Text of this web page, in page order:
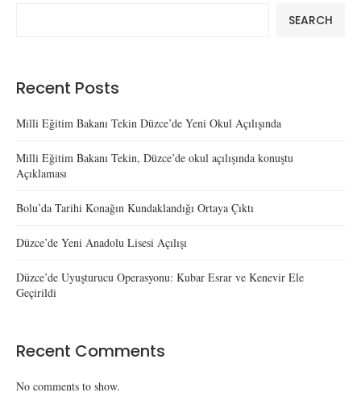
SEARCH
Recent Posts
Milli Eğitim Bakanı Tekin Düzce’de Yeni Okul Açılışında
Milli Eğitim Bakanı Tekin, Düzce’de okul açılışında konuştu
Açıklaması
Bolu’da Tarihi Konağın Kundaklandığı Ortaya Çıktı
Düzce’de Yeni Anadolu Lisesi Açılışı
Düzce’de Uyuşturucu Operasyonu: Kubar Esrar ve Kenevir Ele
Geçirildi
Recent Comments
No comments to show.